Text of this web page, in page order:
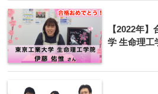
【2022年
学 生命理工